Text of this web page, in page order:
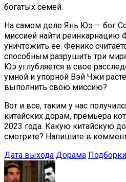
богатых семей.
На самом деле Янь Юэ — бог
миссией найти реинкарнацию
уничтожить ее. Феникс
способным разрушить три
Юэ углубляется в свое
умной и упорной Вэй Чжи
выполнить свою миссию?
Вот и все, таким у нас
китайских дорам, премьера
2023 года. Какую китайскую
смотрите? Напишите в
Дата выхода Дорама Подборки